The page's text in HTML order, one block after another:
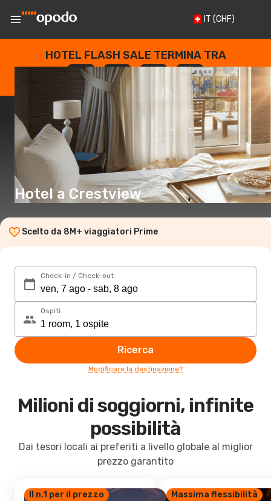
IT (CHF)
HOTEL FLASH SALE TERMINA TRA
--
GIORNI
: --
ORE
: --
SECONDI
Hotel a Crestview
Scelto da 8M+ viaggiatori Prime
Check-in / Check-out
Ospiti
Ricerca
Modificare la destinazione?
Milioni di soggiorni, infinite
possibilità
Dai tesori locali ai preferiti a livello globale al miglior
prezzo garantito
Il n.1 per il prezzo Massima flessibilità